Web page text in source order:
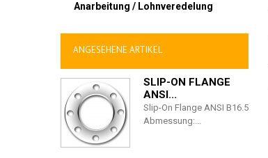
Anarbeitung / Lohnveredelung
ANGESEHENE ARTIKEL
SLIP-ON FLANGE
ANSI...
Slip-On Flange ANSI B16.5
Abmessung:...